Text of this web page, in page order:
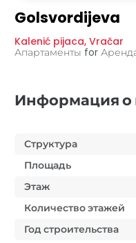
Golsvordijeva
Kalenić pijaca, Vračar
Апартаменты for
Информация
Структура
Площадь
Этаж
Количество этажей
Год строительства